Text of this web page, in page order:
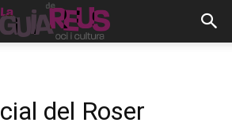
del Roser